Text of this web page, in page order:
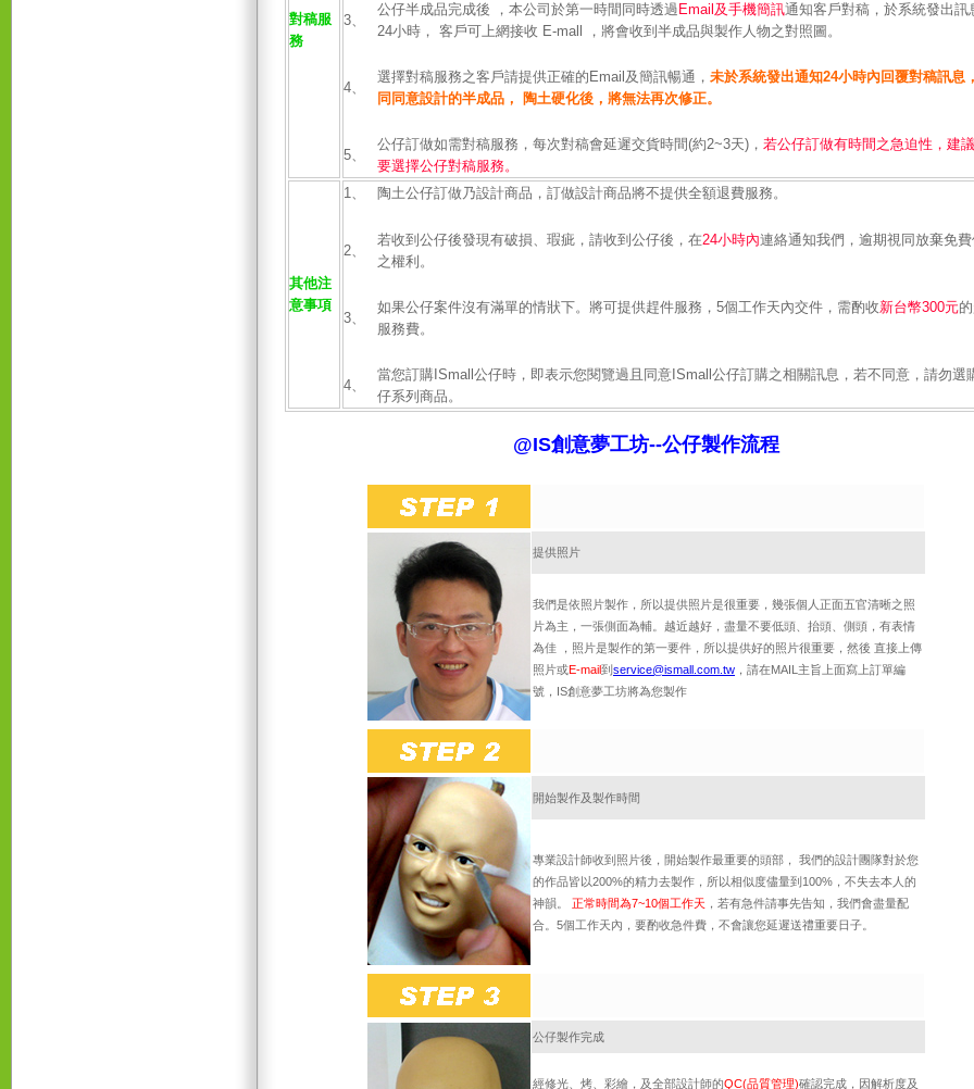
對稿服
務
3、
公仔半成品完成後 ，本公司於第一時間同時透過 Email及手機簡訊通知客戶對稿，於系統發出訊
24小時， 客戶可上網接收 E-mall ，將會收到半成品與製作人物之對照圖。
4、
選擇對稿服務之客戶請提供正確的Email及簡訊暢通， 未於系統發出通知24小時內回覆對稿訊息
同 同意設計的半成品， 陶土硬化後，將無法再次修正。
5、
公仔訂做如需對稿服務，每次對稿會延遲交貨時間(約2~3天)， 若公仔訂做有時間之急迫性，建議
要選擇公仔對稿服務。
其他注
意事項
1、 陶土公仔訂做乃設計商品，訂做設計商品將不提供全額退費服務。
2、
若收到公仔後發現有破損、瑕疵，請收到公仔後，在24小時內連絡通知我們，逾期視同放棄免費
之權利。
3、
如果公仔案件沒有滿單的情狀下。將可提供趕件服務，5個工作天內交件，需酌收新台幣300元
服務費。
4、
當您訂購ISmall公仔時，即表示您閱覽過且同意ISmall公仔訂購之相關訊息，若不同意，請勿選
仔系列商品。
@IS創意夢工坊--公仔製作流程
提供照片
我們是依照片製作，所以提供照片是很重要，幾張個人正面五官清晰之照
片為主，一張側面為輔。越近越好，盡量不要低頭、抬頭、側頭，有表情
為佳 ， 照片是製作的第一要件，所以提供好的照片很重要，然後 直接上傳
照片或E-mail到 service@ismall.com.tw ，請在MAIL主旨上面寫上訂單編
號，IS創意夢工坊將為您製作
開始製作及製作時間
專業設計師收到照片後，開始製作最重要的頭部， 我們的設計團隊對於您
的作品皆以200%的精力去製作，所以相似度儘量到100%，不失去本人的
神韻。 正常時間為7~10個工作天 ，若有急件請事先告知，我們會盡量配
合。5個工作天內，要酌收急件費，不會讓您延遲送禮重要日子。
公仔製作完成
經修光、烤、彩繪，及全部設計師的QC(品質管理)確認完成，因解析度及